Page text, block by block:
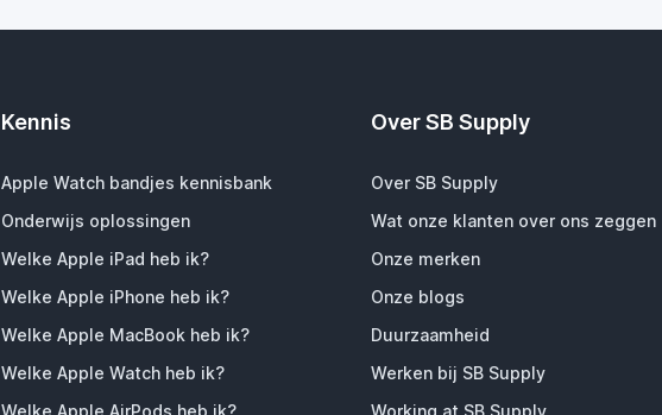
Kennis
Apple Watch bandjes kennisbank
Onderwijs oplossingen
Welke Apple iPad heb ik?
Welke Apple iPhone heb ik?
Welke Apple MacBook heb ik?
Welke Apple Watch heb ik?
Over SB Supply
Over SB Supply
Wat onze klanten over ons zeggen
Onze merken
Onze blogs
Duurzaamheid
Werken bij SB Supply